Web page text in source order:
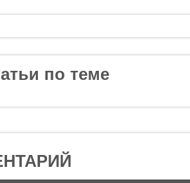
по теме